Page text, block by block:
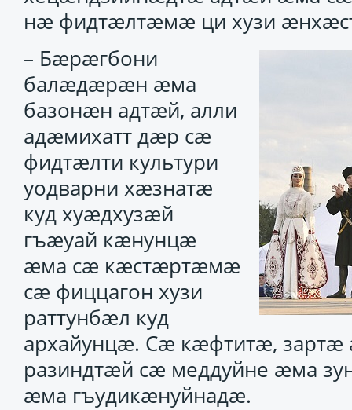
нæ фидтæлтæмæ ци хузи
– Бæрæгбони
балæдæрæн æма
базонæн адтæй, алли
адæмихатт дæр сæ
фидтæлти культури
уодварни хæзнатæ
куд хуæдхузæй
гъæуай кæнунцæ
æма сæ кæстæртæмæ
сæ фиццагон хузи
раттунбæл куд
архайунцæ. Сæ кæфтитæ, зартæ
разиндтæй сæ меддуйне æма
æма гъудикæнуйнадæ.